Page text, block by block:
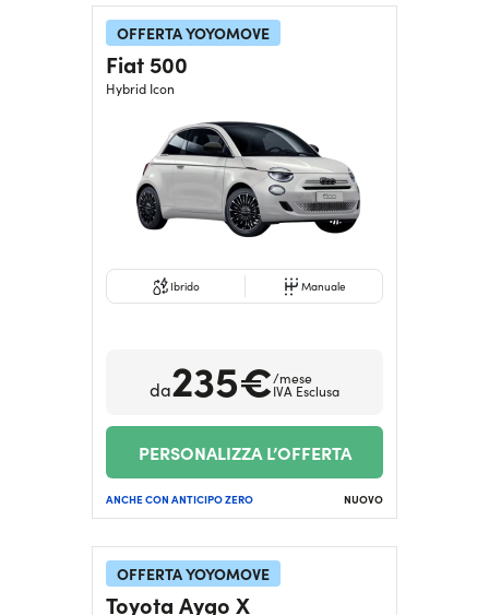
OFFERTA YOYOMOVE
Fiat 500
Hybrid Icon
Ibrido Manuale
da235€/mese
IVA Esclusa
PERSONALIZZA L’OFFERTA
ANCHE CON ANTICIPO ZERO NUOVO
OFFERTA YOYOMOVE
Toyota Aygo X